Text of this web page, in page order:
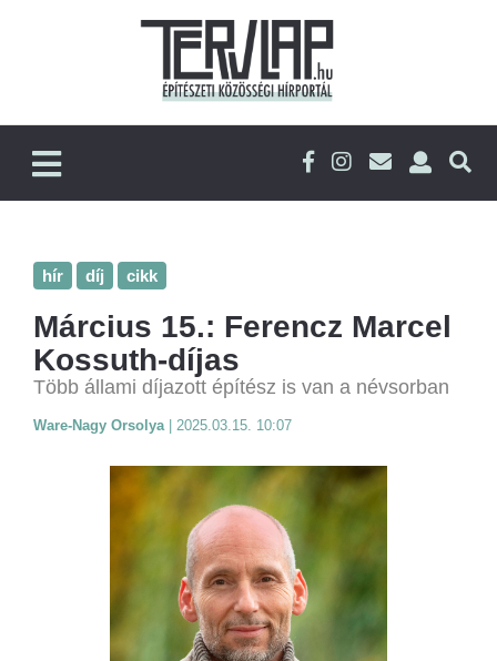
hír díj cikk
Március 15.: Ferencz Marcel
Kossuth-díjas
Több állami díjazott építész is van a névsorban
Ware-Nagy Orsolya 2025.03.15. 10:07